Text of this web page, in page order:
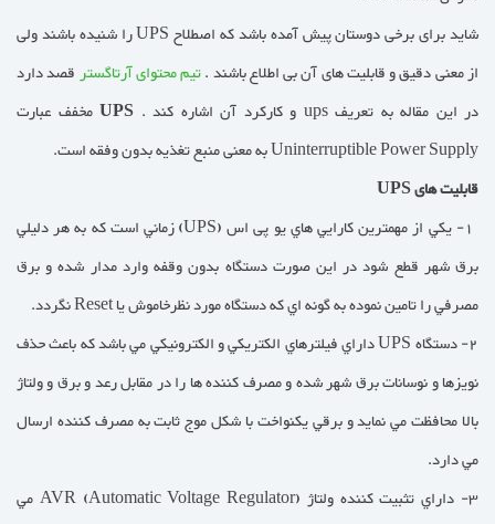
شاید برای برخی دوستان پیش آمده باشد که اصطلاح UPS را شنیده باشند ولی
از معنی دقیق و قابلیت های آن بی اطلاع باشند .تیم محتوای آرتاگسترقصد دارد
در این مقاله به تعریف ups و کارکرد آن اشاره کند .
UPS مخفف عبارت
Uninterruptible Power Supply به معنی منبع تغذیه بدون وفقه است.
قابلیت های UPS
1- يكي از مهمترين كارايي هاي یو پی اس (UPS) زماني است كه به هر دليلي
برق شهر قطع شود در اين صورت دستگاه بدون وقفه وارد مدار شده و برق
مصرفي را تامين نموده به گونه اي كه دستگاه مورد نظرخاموش يا Reset نگردد.
2- دستگاه UPS داراي فيلترهاي الكتريكي و الكترونيكي مي باشد كه باعث حذف
نويزها و نوسانات برق شهر شده و مصرف كننده ها را در مقابل رعد و برق و ولتاژ
بالا محافظت مي نمايد و برقي يكنواخت با شكل موج ثابت به مصرف كننده ارسال
مي دارد.
3- داراي تثبيت كننده ولتاژ (AVR (Automatic Voltage Regulator مي